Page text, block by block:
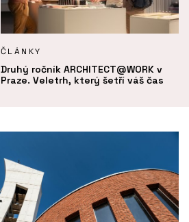
ČLÁNKY
Druhý ročník ARCHITECT@WORK v
Praze. Veletrh, který šetří váš čas